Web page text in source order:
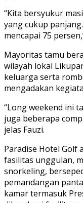
“Kita bersyukur
yang cukup
mencapai 75
Mayoritas tamu
wilayah lokal
keluarga serta
mengadakan
“Long weekend ini
juga beberapa
jelas Fauzi.
Paradise Hotel Golf
fasilitas unggulan,
snorkeling,
pemandangan
kamar termasuk